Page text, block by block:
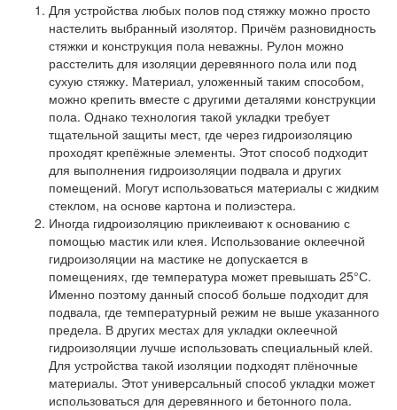
Для устройства любых полов под стяжку можно просто
настелить выбранный изолятор. Причём разновидность
стяжки и конструкция пола неважны. Рулон можно
расстелить для изоляции деревянного пола или под
сухую стяжку. Материал, уложенный таким способом,
можно крепить вместе с другими деталями конструкции
пола. Однако технология такой укладки требует
тщательной защиты мест, где через гидроизоляцию
проходят крепёжные элементы. Этот способ подходит
для выполнения гидроизоляции подвала и других
помещений. Могут использоваться материалы с жидким
стеклом, на основе картона и полиэстера.
Иногда гидроизоляцию приклеивают к основанию с
помощью мастик или клея. Использование оклеечной
гидроизоляции на мастике не допускается в
помещениях, где температура может превышать 25°С.
Именно поэтому данный способ больше подходит для
подвала, где температурный режим не выше указанного
предела. В других местах для укладки оклеечной
гидроизоляции лучше использовать специальный клей.
Для устройства такой изоляции подходят плёночные
материалы. Этот универсальный способ укладки может
использоваться для деревянного и бетонного пола.